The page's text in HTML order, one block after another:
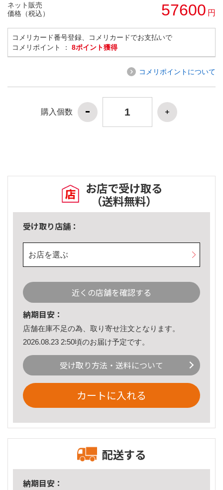
ネット販売
価格（税込）
57600 円
コメリカード番号登録、コメリカードでお支払いで
コメリポイント ： 8ポイント獲得
コメリポイントについて
購入個数
お店で受け取る
（送料無料）
受け取り店舗：
お店を選ぶ
近くの店舗を確認する
納期目安：
店舗在庫不足の為、取り寄せ注文となります。
2026.08.23 2:50頃のお届け予定です。
受け取り方法・送料について
カートに入れる
配送する
納期目安：